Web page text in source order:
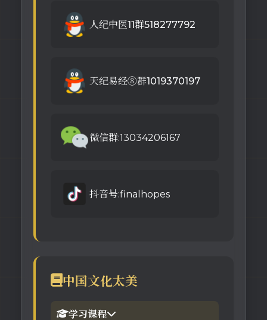
人纪中医11群518277792
天纪易经⑧群1019370197
微信群:13034206167
抖音号:finalhopes
中国文化太美
学习课程